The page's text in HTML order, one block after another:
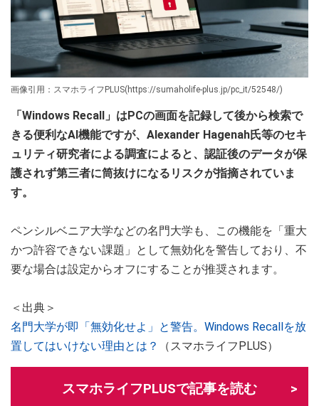
画像引用：スマホライフPLUS(https://sumaholife-plus.jp/pc_it/52548/)
「Windows Recall」はPCの画面を記録して後から検索で
きる便利なAI機能ですが、Alexander Hagenah氏等のセキ
ュリティ研究者による調査によると、認証後のデータが保
護されず第三者に筒抜けになるリスクが指摘されていま
す。
ペンシルベニア大学などの名門大学も、この機能を「重大
かつ許容できない課題」として無効化を警告しており、不
要な場合は設定からオフにすることが推奨されます。
＜出典＞
名門大学が即「無効化せよ」と警告。Windows Recallを放
置してはいけない理由とは？
（スマホライフPLUS）
スマホライフPLUSで記事を読む